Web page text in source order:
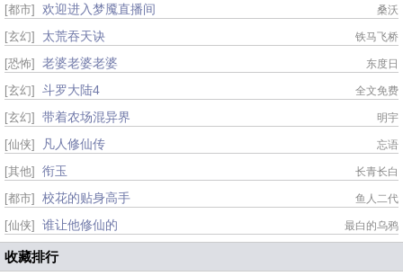
[都市] 欢迎进入梦魇直播间 桑沃
[玄幻] 太荒吞天诀 铁马飞桥
[恐怖] 老婆老婆老婆 东度日
[玄幻] 斗罗大陆4 全文免费
[玄幻] 带着农场混异界 明宇
[仙侠] 凡人修仙传 忘语
[其他] 衔玉 长青长白
[都市] 校花的贴身高手 鱼人二代
[仙侠] 谁让他修仙的 最白的乌鸦
收藏排行